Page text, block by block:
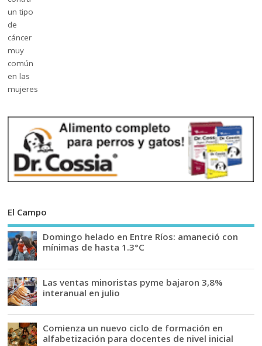
El Campo
Domingo helado en Entre Ríos: amaneció con
mínimas de hasta 1.3°C
Las ventas minoristas pyme bajaron 3,8%
interanual en julio
Comienza un nuevo ciclo de formación en
alfabetización para docentes de nivel inicial